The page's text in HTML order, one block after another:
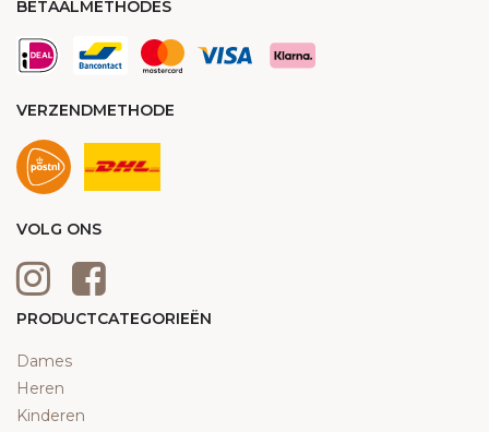
BETAALMETHODES
VERZENDMETHODE
VOLG ONS
PRODUCTCATEGORIEËN
Dames
Heren
Kinderen